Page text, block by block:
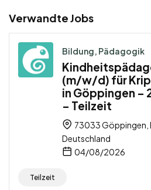
Verwandte Jobs
Bildung, Pädagogik
(m/w/d) für
in Göppingen
– Teilzeit
73033 Göppingen,
Deutschland
04/08/2026
Teilzeit